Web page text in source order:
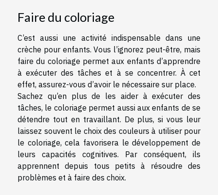
Faire du coloriage
C’est aussi une activité indispensable dans une
crèche pour enfants. Vous l’ignorez peut-être, mais
faire du coloriage permet aux enfants d’apprendre
à exécuter des tâches et à se concentrer. À cet
effet, assurez-vous d’avoir le nécessaire sur place.
Sachez qu’en plus de les aider à exécuter des
tâches, le coloriage permet aussi aux enfants de se
détendre tout en travaillant. De plus, si vous leur
laissez souvent le choix des couleurs à utiliser pour
le coloriage, cela favorisera le développement de
leurs capacités cognitives. Par conséquent, ils
apprennent depuis tous petits à résoudre des
problèmes et à faire des choix.